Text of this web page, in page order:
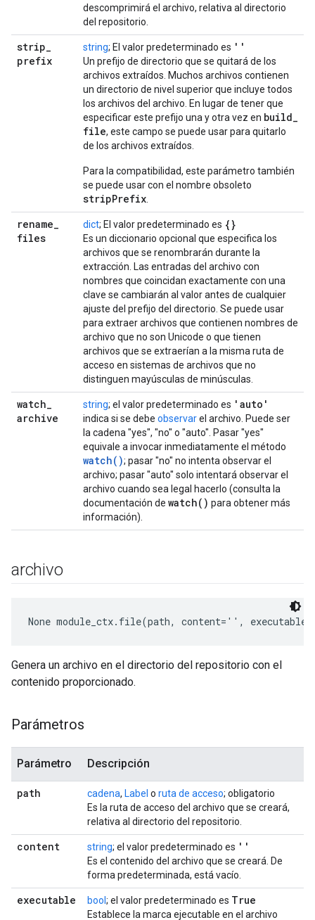
descomprimirá el archivo, relativa al directorio
del repositorio.
strip_
prefix
string; El valor predeterminado es ''
Un prefijo de directorio que se quitará de los
archivos extraídos. Muchos archivos contienen
un directorio de nivel superior que incluye todos
los archivos del archivo. En lugar de tener que
especificar este prefijo una y otra vez en build_
file, este campo se puede usar para quitarlo
de los archivos extraídos.
Para la compatibilidad, este parámetro también
se puede usar con el nombre obsoleto
stripPrefix
rename_
files
dict; El valor predeterminado es {}
Es un diccionario opcional que especifica los
archivos que se renombrarán durante la
extracción. Las entradas del archivo con
nombres que coincidan exactamente con una
clave se cambiarán al valor antes de cualquier
ajuste del prefijo del directorio. Se puede usar
para extraer archivos que contienen nombres de
archivo que no son Unicode o que tienen
archivos que se extraerían a la misma ruta de
acceso en sistemas de archivos que no
distinguen mayúsculas de minúsculas.
watch_
archive
string; el valor predeterminado es 'auto'
indica si se debe observarel archivo. Puede ser
la cadena "yes", "no" o "auto". Pasar "yes"
equivale a invocar inmediatamente el método
watch(); pasar "no" no intenta observar el
archivo; pasar "auto" solo intentará observar el
archivo cuando sea legal hacerlo (consulta la
documentación de watch( ) para obtener más
información).
archivo
None module_ctx.file(path, content='',
Genera un archivo en el directorio del repositorio con el
contenido proporcionado.
Parámetros
Parámetro Descripción
path cadena, Label o ruta de acceso; obligatorio
Es la ruta de acceso del archivo que se creará,
relativa al directorio del repositorio.
content string; el valor predeterminado es ''
Es el contenido del archivo que se creará. De
forma predeterminada, está vacío.
executable bool ; el valor predeterminado es True
Establece la marca ejecutable en el archivo